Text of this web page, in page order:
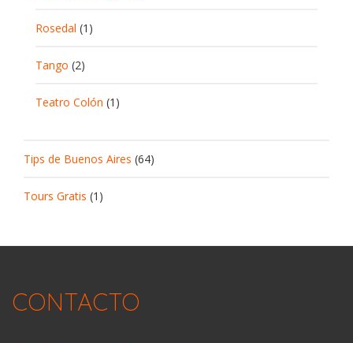
Rosedal (1)
Tango (2)
Teatro Colón (1)
Tips de Buenos Aires (64)
Tours Gratis (1)
CONTACTO